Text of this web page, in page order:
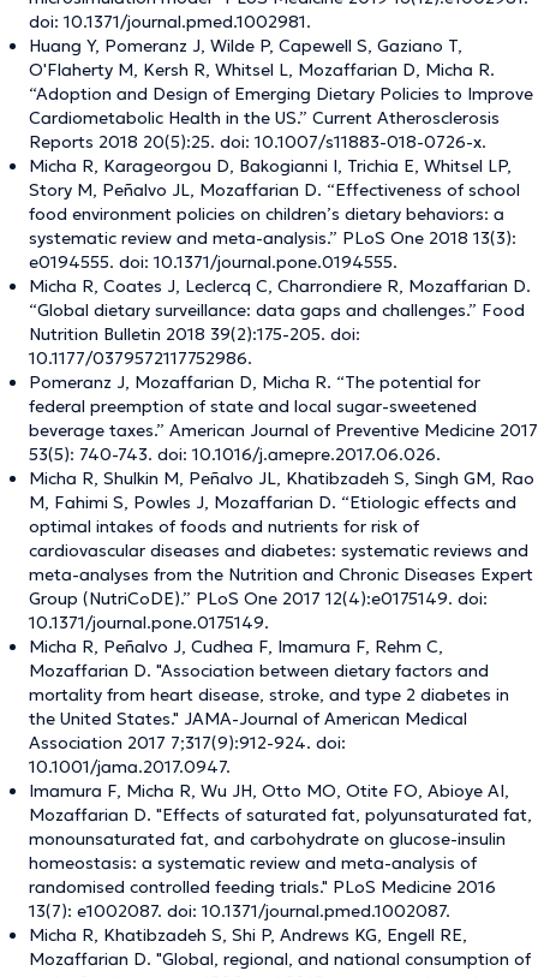
doi: 10.1371/journal.pmed.1002981.
Huang Y, Pomeranz J, Wilde P, Capewell S, Gaziano T,
O'Flaherty M, Kersh R, Whitsel L, Mozaffarian D, Micha R.
“Adoption and Design of Emerging Dietary Policies to Improve
Cardiometabolic Health in the US.” Current Atherosclerosis
Reports 2018 20(5):25. doi: 10.1007/s11883-018-0726-x.
Micha R, Karageorgou D, Bakogianni I, Trichia E, Whitsel LP,
Story M, Peñalvo JL, Mozaffarian D. “Effectiveness of school
food environment policies on children’s dietary behaviors: a
systematic review and meta-analysis.” PLoS One 2018 13(3):
e0194555. doi: 10.1371/journal.pone.0194555.
Micha R, Coates J, Leclercq C, Charrondiere R, Mozaffarian D.
“Global dietary surveillance: data gaps and challenges.” Food
Nutrition Bulletin 2018 39(2):175-205. doi:
10.1177/0379572117752986.
Pomeranz J, Mozaffarian D, Micha R. “The potential for
federal preemption of state and local sugar-sweetened
beverage taxes.” American Journal of Preventive Medicine 2017
53(5): 740-743. doi: 10.1016/j.amepre.2017.06.026.
Micha R, Shulkin M, Peñalvo JL, Khatibzadeh S, Singh GM, Rao
M, Fahimi S, Powles J, Mozaffarian D. “Etiologic effects and
optimal intakes of foods and nutrients for risk of
cardiovascular diseases and diabetes: systematic reviews and
meta-analyses from the Nutrition and Chronic Diseases Expert
Group (NutriCoDE).” PLoS One 2017 12(4):e0175149. doi:
10.1371/journal.pone.0175149.
Micha R, Peñalvo J, Cudhea F, Imamura F, Rehm C,
Mozaffarian D. "Association between dietary factors and
mortality from heart disease, stroke, and type 2 diabetes in
the United States." JAMA-Journal of American Medical
Association 2017 7;317(9):912-924. doi:
10.1001/jama.2017.0947.
Imamura F, Micha R, Wu JH, Otto MO, Otite FO, Abioye AI,
Mozaffarian D. "Effects of saturated fat, polyunsaturated fat,
monounsaturated fat, and carbohydrate on glucose-insulin
homeostasis: a systematic review and meta-analysis of
randomised controlled feeding trials." PLoS Medicine 2016
13(7): e1002087. doi: 10.1371/journal.pmed.1002087.
Micha R, Khatibzadeh S, Shi P, Andrews KG, Engell RE,
Mozaffarian D. "Global, regional, and national consumption of